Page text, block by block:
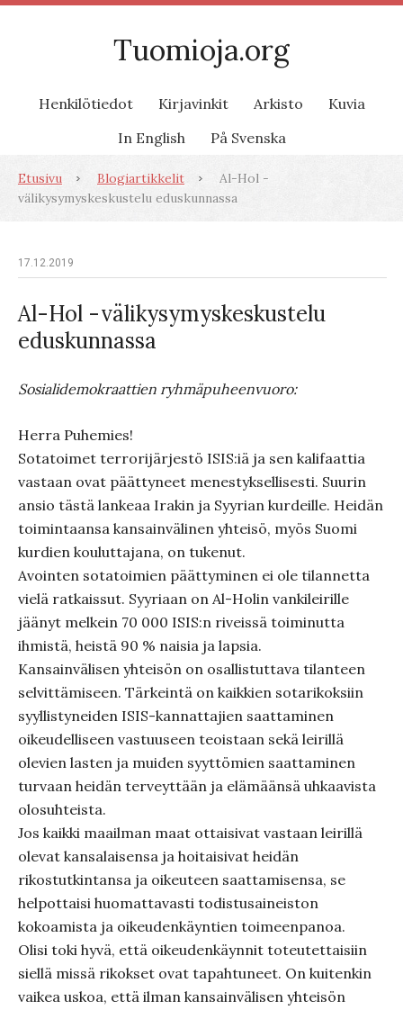
Tuomioja.org
Henkilötiedot Kirjavinkit Arkisto
Kuvia
In English
På Svenska
Etusivu Blogiartikkelit
Al-Hol -
välikysymyskeskustelu eduskunnassa
17.12.2019
Al-Hol -välikysymyskeskustelu
eduskunnassa
Sosialidemokraattien ryhmäpuheenvuoro:
Herra Puhemies!
Sotatoimet terrorijärjestö ISIS:iä ja sen kalifaattia
vastaan ovat päättyneet menestyksellisesti. Suurin
ansio tästä lankeaa Irakin ja Syyrian kurdeille. Heidän
toimintaansa kansainvälinen yhteisö, myös Suomi
kurdien kouluttajana, on tukenut.
Avointen sotatoimien päättyminen ei ole tilannetta
vielä ratkaissut. Syyriaan on Al-Holin vankileirille
jäänyt melkein 70 000 ISIS:n riveissä toiminutta
ihmistä, heistä 90 % naisia ja lapsia.
Kansainvälisen yhteisön on osallistuttava tilanteen
selvittämiseen. Tärkeintä on kaikkien sotarikoksiin
syyllistyneiden ISIS-kannattajien saattaminen
oikeudelliseen vastuuseen teoistaan sekä leirillä
olevien lasten ja muiden syyttömien saattaminen
turvaan heidän terveyttään ja elämäänsä uhkaavista
olosuhteista.
Jos kaikki maailman maat ottaisivat vastaan leirillä
olevat kansalaisensa ja hoitaisivat heidän
rikostutkintansa ja oikeuteen saattamisensa, se
helpottaisi huomattavasti todistusaineiston
kokoamista ja oikeudenkäyntien toimeenpanoa.
Olisi toki hyvä, että oikeudenkäynnit toteutettaisiin
siellä missä rikokset ovat tapahtuneet. On kuitenkin
vaikea uskoa, että ilman kansainvälisen yhteisön